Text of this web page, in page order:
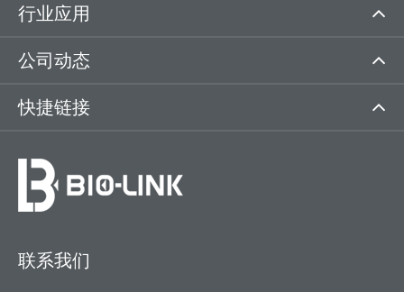
行业应用
公司动态
快捷链接
联系我们